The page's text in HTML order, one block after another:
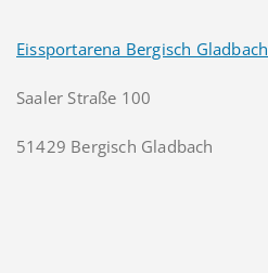
Eissportarena Bergisch Gladbach
Saaler Straße 100
51429 Bergisch Gladbach